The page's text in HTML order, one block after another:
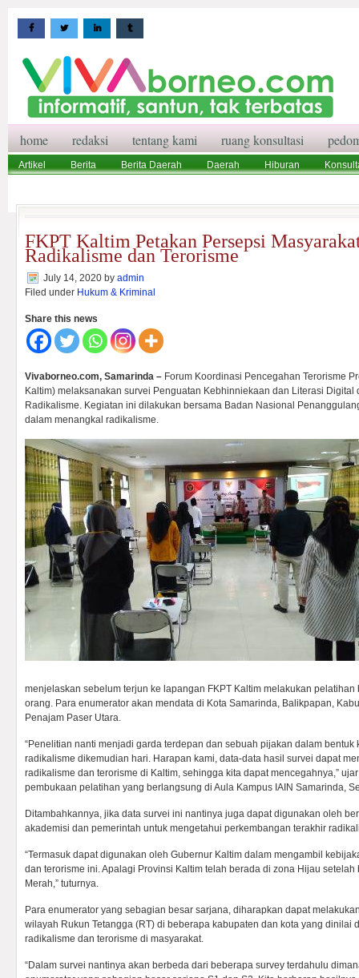
home redaksi tentang kami ruang konsultasi
Artikel Berita Berita Daerah Daerah Hiburan
FKPT Kaltim Petakan Persepsi
Radikalisme dan Terorisme
July 14, 2020 by admin
Filed under Hukum & Kriminal
Share this news
Vivaborneo.com, Samarinda – Forum Koordinasi Pencegahan Terorisme
Kaltim) melaksanakan survei Penguatan Kebhinniekaan dan Literasi Digital
Radikalisme. Kegiatan ini dilakukan bersama Badan Nasional
dalam menangkal radikalisme.
menjelaskan sebelum terjun ke lapangan FKPT Kaltim melakukan
orang. Para enumerator akan mendata di Kota Samarinda, Balikpapan,
Penajam Paser Utara.
“Penelitian nanti menjadi garda terdepan dan sebuah pijakan dalam bentuk
radikalisme dikemudian hari. Harapan kami, data-data hasil survei dapat
radikalisme dan terorisme di Kaltim, sehingga kita dapat mencegahnya,”
pembukaan pelatihan yang berlangsung di Aula Kampus IAIN Samarinda,
Ditambahkannya, jika data survei ini nantinya juga dapat digunakan oleh
akademisi dan pemerintah untuk mengetahui perkembangan terakhir
“Termasuk dapat digunakan oleh Gubernur Kaltim dalam mengambil
dan terorisme ini. Apalagi Provinsi Kaltim telah berada di zona Hijau
Merah,” tuturnya.
Para enumerator yang sebagian besar sarjana, diharapkan dapat
wilayah Rukun Tetangga (RT) di beberapa kabupaten dan kota yang dinilai
radikalisme dan terorisme di masyarakat.
“Dalam survei nantinya akan berbeda dari beberapa survey terdahulu